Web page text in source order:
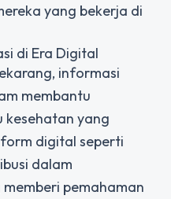
yang bekerja di
di Era Digital
informasi
membantu
kesehatan yang
digital seperti
dalam
pemahaman